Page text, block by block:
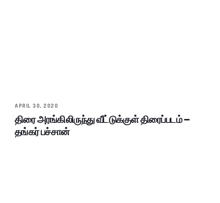
APRIL 30, 2020
திரை அரங்கிலிருந்து வீட்டுக்குள் திரைப்படம் –
தங்கர் பச்சான்